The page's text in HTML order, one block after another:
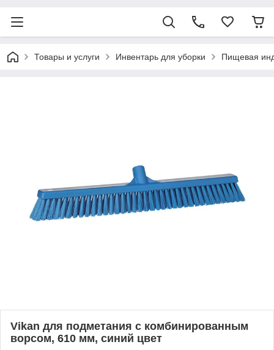
Товары и услуги Инвентарь для уборки Пищевая
Vikan для подметания с комбинированным
ворсом, 610 мм, синий цвет